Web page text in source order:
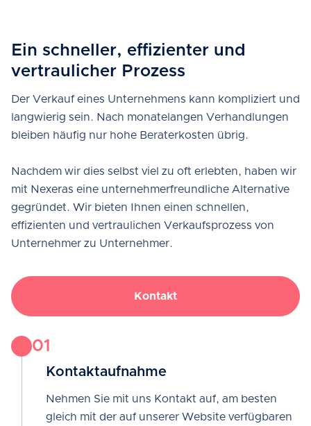
Ein schneller, effizienter und
vertraulicher Prozess
Der Verkauf eines Unternehmens kann kompliziert und
langwierig sein. Nach monatelangen Verhandlungen
bleiben häufig nur hohe Beraterkosten übrig.
Nachdem wir dies selbst viel zu oft erlebten, haben wir
mit Nexeras eine unternehmerfreundliche Alternative
gegründet. Wir bieten Ihnen einen schnellen,
effizienten und vertraulichen Verkaufsprozess von
Unternehmer zu Unternehmer.
Kontakt
01
Kontaktaufnahme
Nehmen Sie mit uns Kontakt auf, am besten
gleich mit der auf unserer Website verfügbaren